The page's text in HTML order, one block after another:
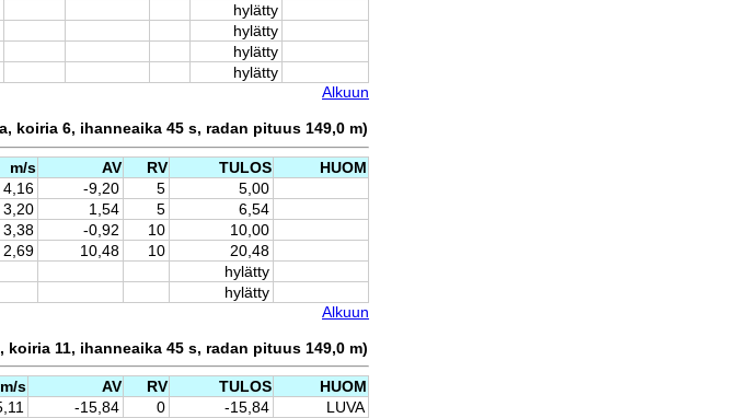
hylätty
hylätty
hylätty
hylätty
Alkuun
koiria 6, ihanneaika 45 s, radan pituus 149,0 m)
m/s AV RV TULOS
HUOM
4,16 -9,20 5
5,00
3,20 1,54 5
6,54
3,38 -0,92 10
10,00
2,69 10,48 10
20,48
hylätty
hylätty
Alkuun
koiria 11, ihanneaika 45 s, radan pituus 149,0 m)
m/s AV RV TULOS
HUOM
-15,84 0 -15,84
LUVA